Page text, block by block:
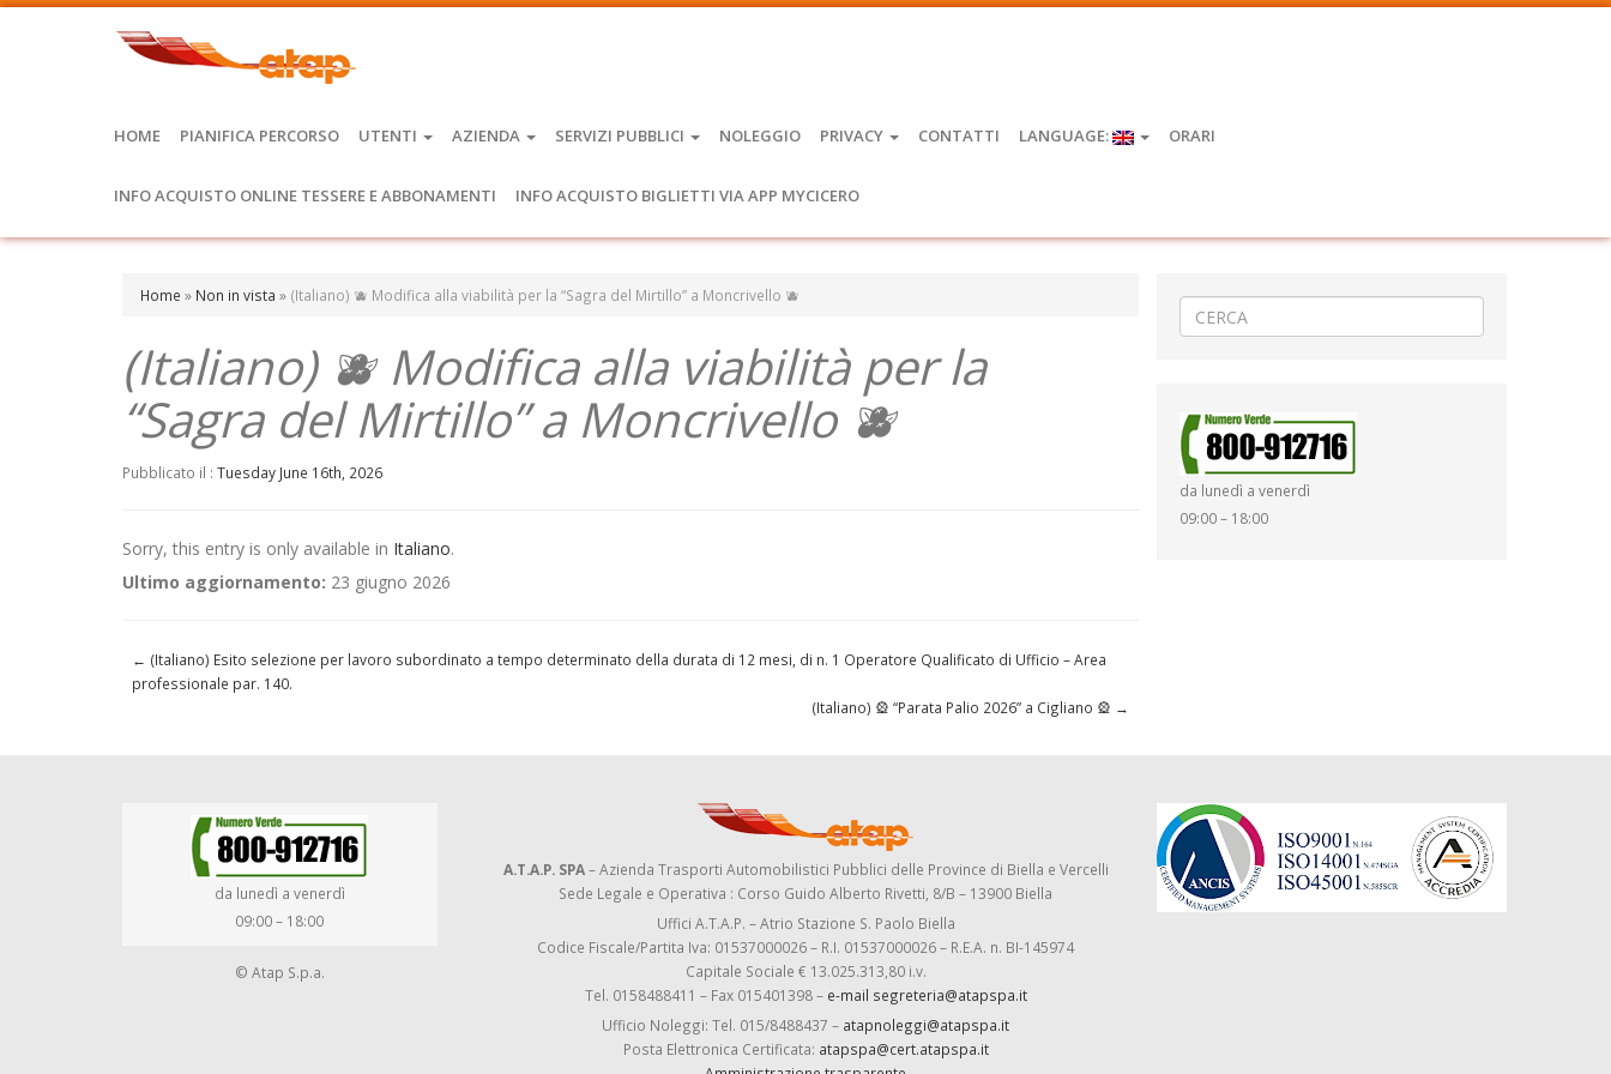
HOME PIANIFICA PERCORSO UTENTI AZIENDA SERVIZI PUBBLICI NOLEGGIO PRIVACY CONTATTI LANGUAGE: ORARI
INFO ACQUISTO ONLINE TESSERE E ABBONAMENTI INFO ACQUISTO BIGLIETTI VIA APP MYCICERO
Home » Non in vista » (Italiano) 🫐 Modifica alla viabilità per la “Sagra del Mirtillo” a Moncrivello 🫐
(Italiano) 🫐 Modifica alla viabilità per la
“Sagra del Mirtillo” a Moncrivello 🫐
Pubblicato il : Tuesday June 16th, 2026
Sorry, this entry is only available in Italiano.
Ultimo aggiornamento: 23 giugno 2026
← (Italiano) Esito selezione per lavoro subordinato a tempo determinato della durata di 12 mesi, di n. 1 Operatore Qualificato di Ufficio – Area
professionale par. 140.
(Italiano) 🎡 “Parata Palio 2026” a Cigliano 🎡 →
da lunedì a venerdì
09:00 – 18:00
da lunedì a venerdì
09:00 – 18:00
© Atap S.p.a.
A.T.A.P. SPA– Azienda Trasporti Automobilistici Pubblici delle Province di Biella e Vercelli
Sede Legale e Operativa : Corso Guido Alberto Rivetti, 8/B – 13900 Biella
Uffici A.T.A.P. – Atrio Stazione S. Paolo Biella
Codice Fiscale/Partita Iva: 01537000026 – R.I. 01537000026 – R.E.A. n. BI-145974
Capitale Sociale € 13.025.313,80 i.v.
Tel. 0158488411 – Fax 015401398 – e-mail segreteria@atapspa.it
Ufficio Noleggi: Tel. 015/8488437 – atapnoleggi@atapspa.it
Posta Elettronica Certificata: atapspa@cert.atapspa.it